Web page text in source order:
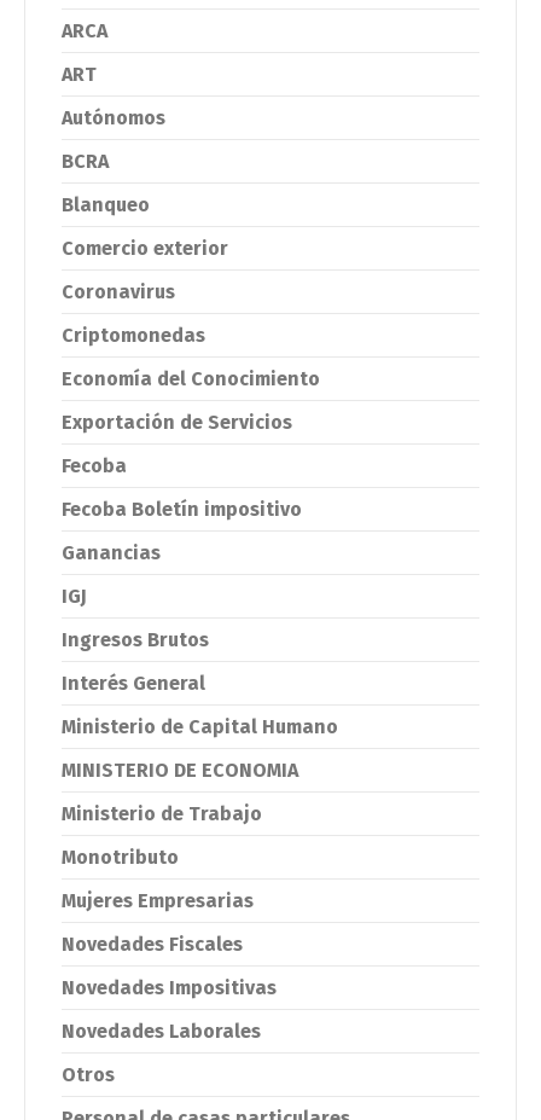
ARCA
ART
Autónomos
BCRA
Blanqueo
Comercio exterior
Coronavirus
Criptomonedas
Economía del Conocimiento
Exportación de Servicios
Fecoba
Fecoba Boletín impositivo
Ganancias
IGJ
Ingresos Brutos
Interés General
Ministerio de Capital Humano
MINISTERIO DE ECONOMIA
Ministerio de Trabajo
Monotributo
Mujeres Empresarias
Novedades Fiscales
Novedades Impositivas
Novedades Laborales
Otros